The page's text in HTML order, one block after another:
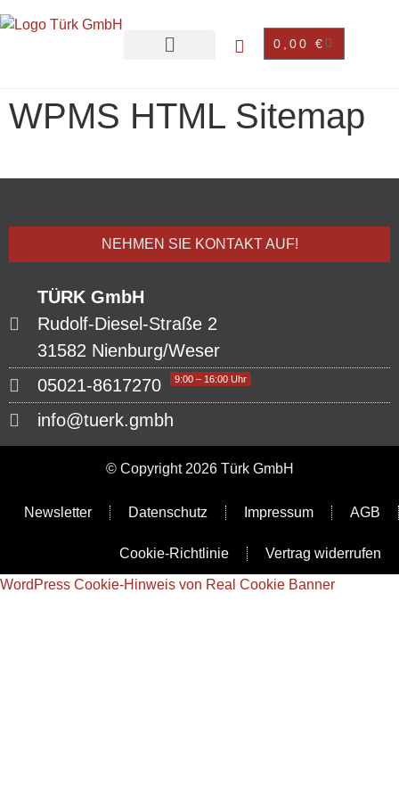
0,00 €
WPMS HTML Sitemap
NEHMEN SIE KONTAKT AUF!
TÜRK GmbH
Rudolf-Diesel-Straße 2
31582 Nienburg/Weser
05021-8617270
9:00 – 16:00 Uhr
info@tuerk.gmbh
© Copyright 2026 Türk GmbH
Newsletter Datenschutz Impressum AGB
Cookie-Richtlinie Vertrag widerrufen
WordPress Cookie-Hinweis von Real Cookie Banner